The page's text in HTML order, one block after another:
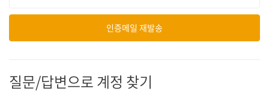
질문/답변으로 계정 찾기